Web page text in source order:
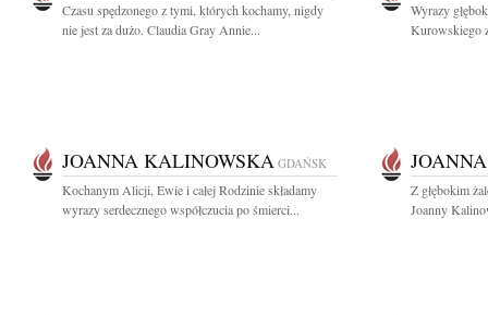
Czasu spędzonego z tymi, których kochamy, nigdy
nie jest za dużo. Claudia Gray Annie...
Wyrazy
Kurowskiego
JOANNA KALINOWSKA GDAŃSK
Kochanym Alicji, Ewie i całej Rodzinie składamy
wyrazy serdecznego współczucia po śmierci...
Z głębokim
Joanny